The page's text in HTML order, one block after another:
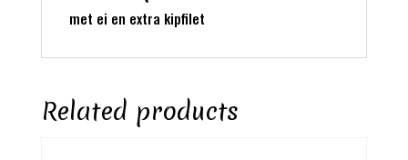
met ei en extra kipfilet
Related products